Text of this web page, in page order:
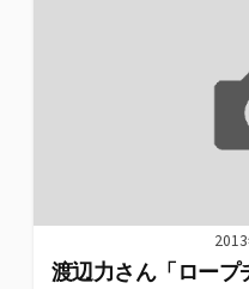
渡辺力さん「ロープ